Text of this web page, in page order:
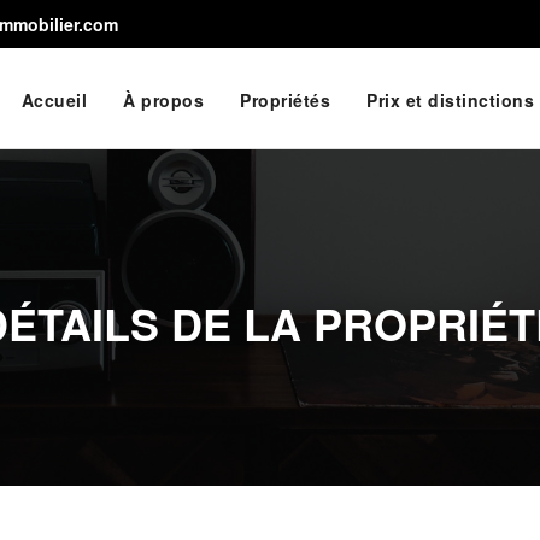
Accueil À propos Propriétés Prix et distinctions
DE LA